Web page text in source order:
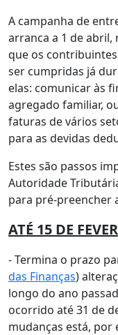
A campanha de
arranca a 1 de
que os
ser cumpridas já
elas: comunicar às
agregado familiar,
faturas de vários
para as devidas
Estes são passos
Autoridade
para pré-preencher
ATÉ 15 DE
- Termina o prazo
das Finanças)
longo do ano
ocorrido até 31 de
mudanças está, por